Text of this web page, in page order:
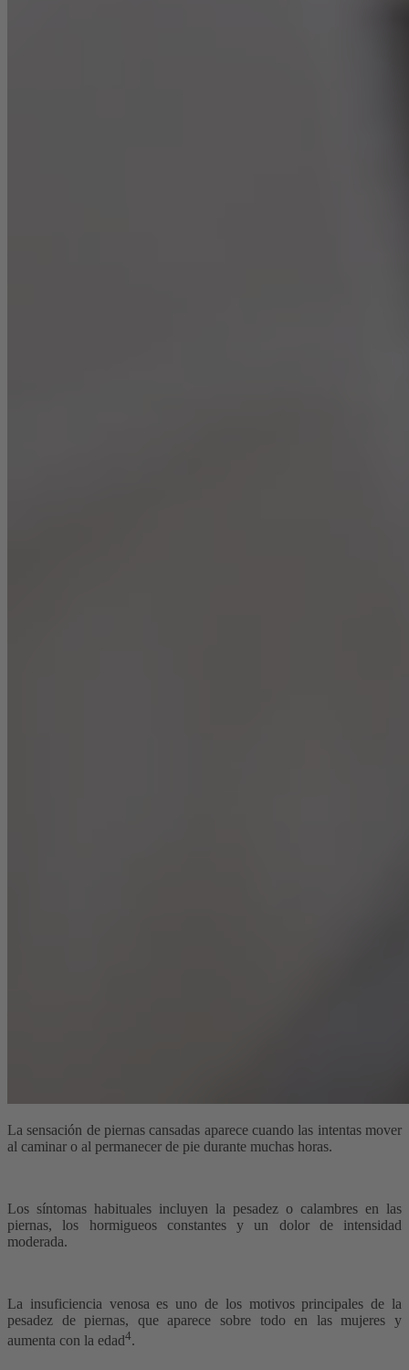
La sensación de piernas cansadas aparece cuando las intentas mover
al caminar o al permanecer de pie durante muchas horas.
Los síntomas habituales incluyen la pesadez o calambres en las
piernas, los hormigueos constantes y un dolor de intensidad
moderada.
La insuficiencia venosa es uno de los motivos principales de la
pesadez de piernas, que aparece sobre todo en las mujeres y
aumenta con la edad4.